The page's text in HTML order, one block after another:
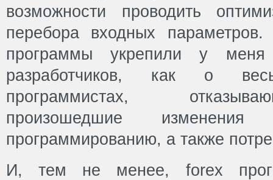
возможности проводить
перебора входных
программы укрепили у
разработчиков, как о
программистах,
произошедшие
программированию, а также
И, тем не менее, forex